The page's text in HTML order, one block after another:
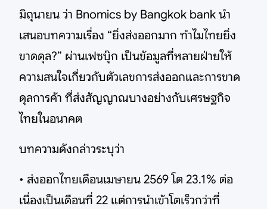
มิถุนายน ว่า Bnomics by Bangkok bank นำ
เสนอบทความเรื่อง “ยิ่งส่งออกมาก ทำไมไทยยิ่ง
ขาดดุล?” ผ่านเฟซบุ๊ก เป็นข้อมูลที่หลายฝ่ายให้
ความสนใจเกี่ยวกับตัวเลขการส่งออกและการขาด
ดุลการค้า ที่ส่งสัญญาณบางอย่างกับเศรษฐกิจ
ไทยในอนาคต
บทความดังกล่าวระบุว่า
• ส่งออกไทยเดือนเมษายน 2569 โต 23.1% ต่อ
เนื่องเป็นเดือนที่ 22 แต่การนำเข้าโตเร็วกว่าที่